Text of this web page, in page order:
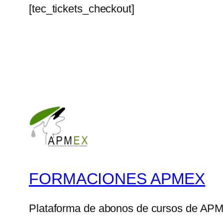
[tec_tickets_checkout]
FORMACIONES APMEX
Plataforma de abonos de cursos de